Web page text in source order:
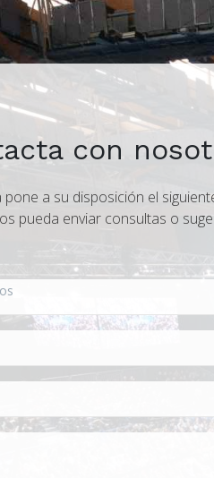
con
pone a su disposición el
pueda enviar consultas o